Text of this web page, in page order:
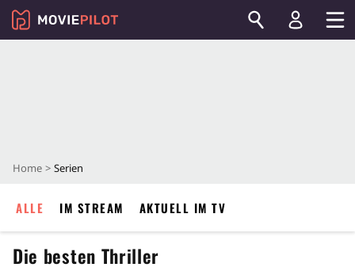
Home Serien
ALLE IM STREAM AKTUELL IM TV
Die besten Thriller